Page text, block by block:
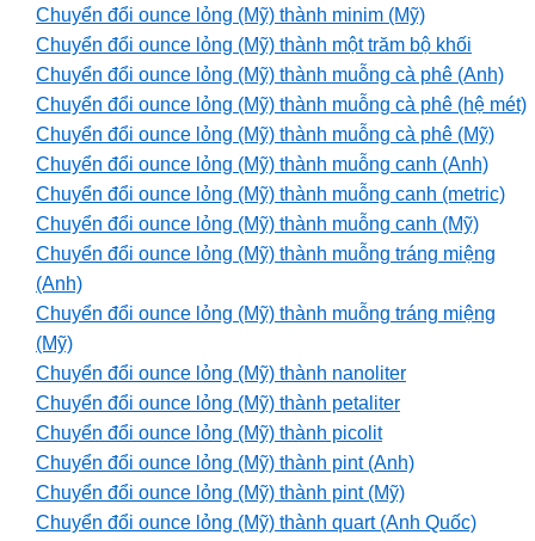
Chuyển đổi ounce lỏng (Mỹ) thành minim (Mỹ)
Chuyển đổi ounce lỏng (Mỹ) thành một trăm bộ khối
Chuyển đổi ounce lỏng (Mỹ) thành muỗng cà phê (Anh)
Chuyển đổi ounce lỏng (Mỹ) thành muỗng cà phê (hệ mét)
Chuyển đổi ounce lỏng (Mỹ) thành muỗng cà phê (Mỹ)
Chuyển đổi ounce lỏng (Mỹ) thành muỗng canh (Anh)
Chuyển đổi ounce lỏng (Mỹ) thành muỗng canh (metric)
Chuyển đổi ounce lỏng (Mỹ) thành muỗng canh (Mỹ)
Chuyển đổi ounce lỏng (Mỹ) thành muỗng tráng miệng
(Anh)
Chuyển đổi ounce lỏng (Mỹ) thành muỗng tráng miệng
(Mỹ)
Chuyển đổi ounce lỏng (Mỹ) thành nanoliter
Chuyển đổi ounce lỏng (Mỹ) thành petaliter
Chuyển đổi ounce lỏng (Mỹ) thành picolit
Chuyển đổi ounce lỏng (Mỹ) thành pint (Anh)
Chuyển đổi ounce lỏng (Mỹ) thành pint (Mỹ)
Chuyển đổi ounce lỏng (Mỹ) thành quart (Anh Quốc)